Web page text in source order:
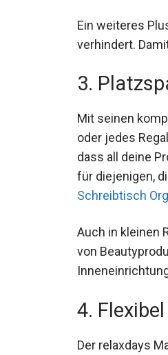
Ein weiteres
verhindert.
3.
Mit seinen
oder jedes
dass all deine
für diejenigen,
Schreibtisch
Auch in kleinen
von
4.
Der relaxdays